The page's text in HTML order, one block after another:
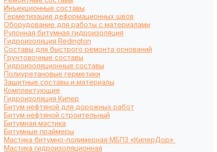
Инъекционные составы
Герметизация деформационных швов
Оборудование для работы с материалами
Рулонная битумная гидроизоляция
Гидроизоляция Redington
Составы для быстрого ремонта оснований
Грунтовочные составы
Гидроизоляционные составы
Полиуретановые герметики
Защитные составы и материалы
Комплектующие
Гидроизоляция Кипер
Битум нефтяной для дорожных работ
Битум нефтяной строительный
Битумная мастика
Битумные праймеры
Мастика битумно-полимерная МБПЗ «КиперДор»
Мастика гидроизоляционная